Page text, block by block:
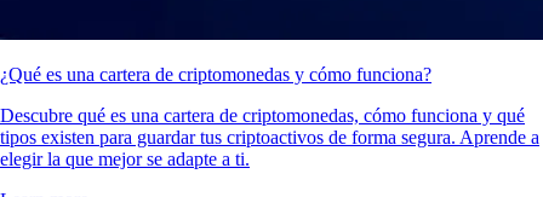
¿Qué es una cartera de criptomonedas y cómo funciona?
Descubre qué es una cartera de criptomonedas, cómo funciona y qué
tipos existen para guardar tus criptoactivos de forma segura. Aprende a
elegir la que mejor se adapte a ti.